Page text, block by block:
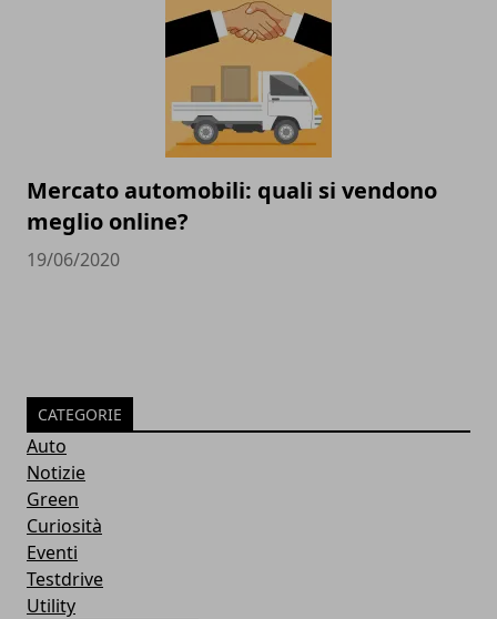
Mercato automobili: quali si vendono
meglio online?
19/06/2020
CATEGORIE
Auto
Notizie
Green
Curiosità
Eventi
Testdrive
Utility